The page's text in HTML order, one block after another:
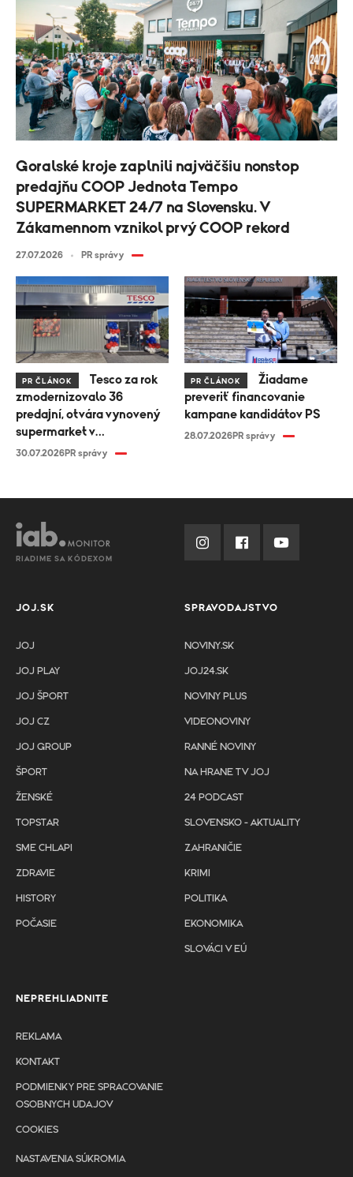
PR ČLÁNOK
zmodernizovalo 36
predajní, otvára vynovený
supermarket v
Krompachoch
30.07.2026PR správy
PR ČLÁNOK
preveriť financovanie
kampane kandidátov PS
28.07.2026PR správy
Goralské kroje zaplnili najväčšiu nonstop
predajňu COOP Jednota Tempo
SUPERMARKET 24/7 na Slovensku. V
Zákamennom vznikol prvý COOP rekord
27.07.2026 PR správy
RIADIME SA KÓDEXOM
JOJ.SK
JOJ
JOJ PLAY
JOJ ŠPORT
JOJ CZ
JOJ GROUP
ŠPORT
ŽENSKÉ
TOPSTAR
SME CHLAPI
ZDRAVIE
HISTORY
POČASIE
SPRAVODAJSTVO
NOVINY.SK
JOJ24.SK
NOVINY PLUS
VIDEONOVINY
RANNÉ NOVINY
NA HRANE TV JOJ
24 PODCAST
SLOVENSKO - AKTUALITY
ZAHRANIČIE
KRIMI
POLITIKA
EKONOMIKA
SLOVÁCI V EÚ
NEPREHLIADNITE
REKLAMA
KONTAKT
PODMIENKY PRE SPRACOVANIE
OSOBNYCH UDAJOV
COOKIES
NASTAVENIA SÚKROMIA